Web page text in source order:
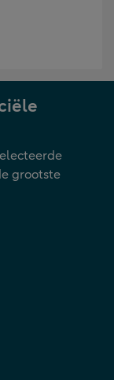
grootste